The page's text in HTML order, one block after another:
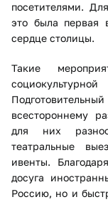
посетителями.
это была первая
сердце столицы.
Такие
всестороннему
для них
театральные
ивенты.
досуга
Россию, но и